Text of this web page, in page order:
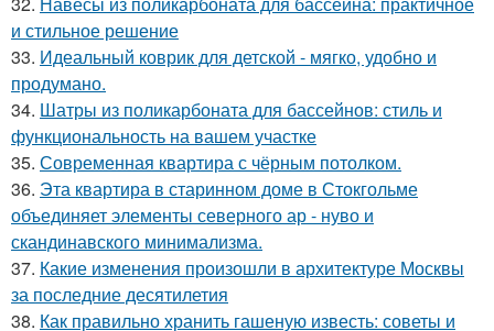
и стильное решение
33. Идеальный коврик для детской - мягко, удобно и
продумано.
34. Шатры из поликарбоната для бассейнов: стиль и
функциональность на вашем участке
35. Современная квартира с чёрным потолком.
36. Эта квартира в старинном доме в Стокгольме
объединяет элементы северного ар - нуво и
скандинавского минимализма.
37. Какие изменения произошли в архитектуре Москвы
за последние десятилетия
38. Как правильно хранить гашеную известь: советы и